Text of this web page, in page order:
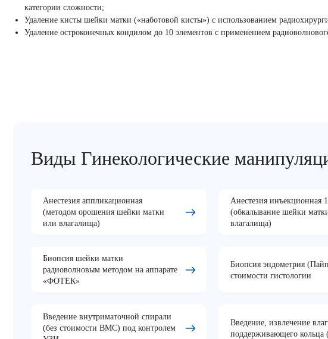
категории сложности;
Удаление кисты шейки матки («наботовой кисты») с использованием
Удаление остроконечных кондилом до 10 элементов с применением
Виды Гинекологические
Анестезия аппликационная
(методом орошения шейки матки
или влагалища)
Анестезия инъекционная
(обкалывание шейки
влагалища)
Биопсия шейки матки
радиоволновым методом на аппарате
«ФОТЕК»
Биопсия эндометрия
стоимости гистологии
Введение внутриматочной спирали
(без стоимости ВМС) под контролем
Введение, извлечение
поддерживающего кольца